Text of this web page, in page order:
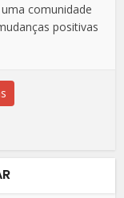
comunidade
positivas